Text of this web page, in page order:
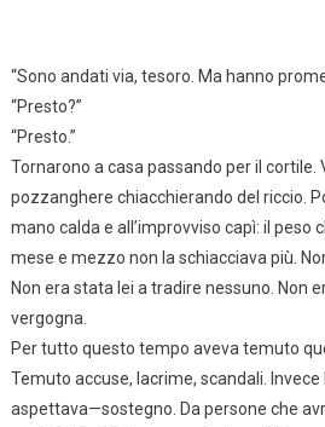
“Sono andati via, tesoro. Ma hanno
“Presto?”
“Presto.”
Tornarono a casa passando per il cortile.
pozzanghere chiacchierando del riccio.
mano calda e all’improvviso capì: il peso
mese e mezzo non la schiacciava più.
Non era stata lei a tradire nessuno. Non
vergogna.
Per tutto questo tempo aveva temuto
Temuto accuse, lacrime, scandali.
aspettava—sostegno. Da persone che